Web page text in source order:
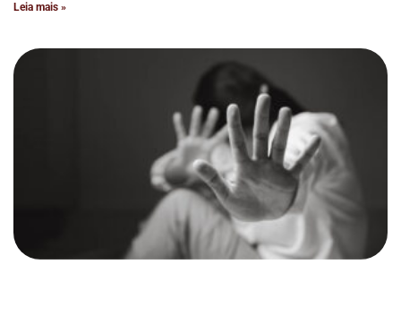
Leia mais »